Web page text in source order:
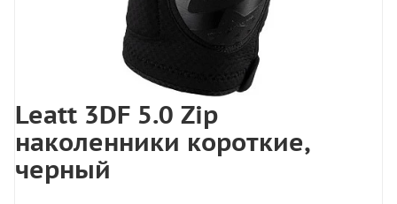
Leatt 3DF 5.0 Zip
наколенники короткие,
черный